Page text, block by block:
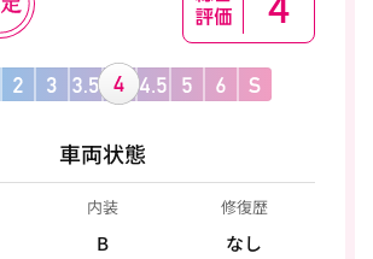
車両状態
内装
B
修復歴
なし